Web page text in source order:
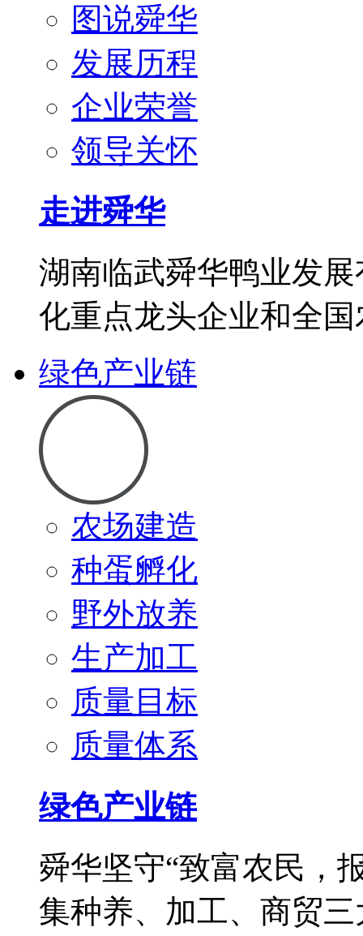
图说舜华
发展历程
企业荣誉
领导关怀
走进舜华
湖南临武舜华鸭业发
化重点龙头企业和全
绿色产业链
农场建造
种蛋孵化
野外放养
生产加工
质量目标
质量体系
绿色产业链
舜华坚守“致富农民，
集种养、加工、商贸